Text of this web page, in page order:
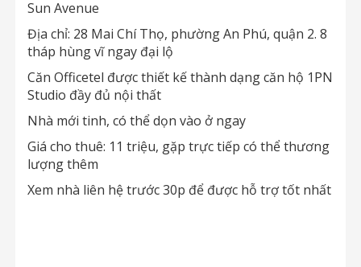
Sun Avenue
Địa chỉ: 28 Mai Chí Thọ, phường An Phú, quận 2. 8
tháp hùng vĩ ngay đại lộ
Căn Officetel được thiết kế thành dạng căn hộ 1PN
Studio đầy đủ nội thất
Nhà mới tinh, có thể dọn vào ở ngay
Giá cho thuê: 11 triệu, gặp trực tiếp có thể thương
lượng thêm
Xem nhà liên hệ trước 30p để được hỗ trợ tốt nhất